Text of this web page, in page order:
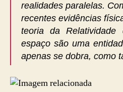
realidades paralelas.
recentes evidências
teoria da
espaço são uma
apenas se dobra, como